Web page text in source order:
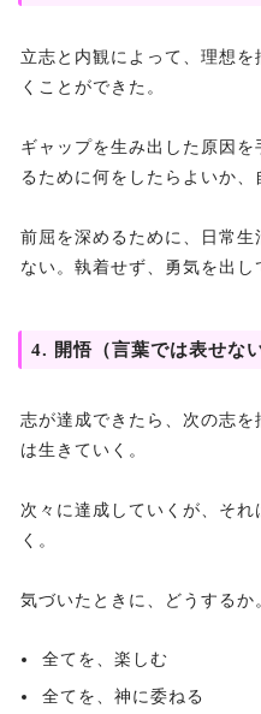
立志と内観によって、理想
くことができた。
ギャップを生み出した原因
るために何をしたらよいか、
前屈を深めるために、日常
ない。執着せず、勇気を出し
4. 開悟（言葉では表せな
志が達成できたら、次の志
は生きていく。
次々に達成していくが、そ
く。
気づいたときに、どうするか
全てを、楽しむ
全てを、神に委ねる